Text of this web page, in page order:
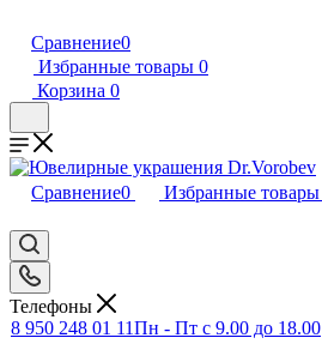
Сравнение0
Избранные товары 0
Корзина 0
Сравнение0 Избранные товары
Телефоны
8 950 248 01 11Пн - Пт с 9.00 до 18.00